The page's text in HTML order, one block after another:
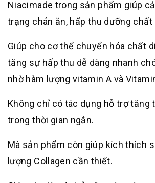
Niacimade trong sản phẩm giúp
trạng chán ăn, hấp thu dưỡng chất
Giúp cho cơ thể chuyển hóa chất
tăng sự hấp thu dễ dàng nhanh
nhờ hàm lượng vitamin A và
Không chỉ có tác dụng hỗ trợ tăng
trong thời gian ngắn.
Mà sản phẩm còn giúp kích thích
lượng Collagen cần thiết.